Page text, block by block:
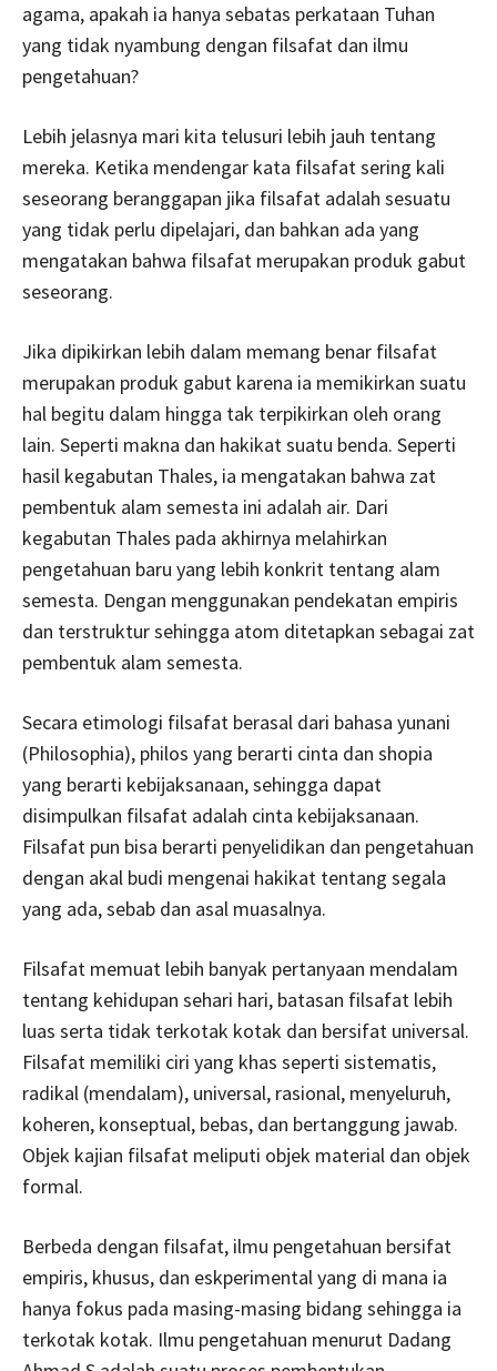
agama, apakah ia hanya sebatas perkataan Tuhan
yang tidak nyambung dengan filsafat dan ilmu
pengetahuan?
Lebih jelasnya mari kita telusuri lebih jauh tentang
mereka. Ketika mendengar kata filsafat sering kali
seseorang beranggapan jika filsafat adalah sesuatu
yang tidak perlu dipelajari, dan bahkan ada yang
mengatakan bahwa filsafat merupakan produk gabut
seseorang.
Jika dipikirkan lebih dalam memang benar filsafat
merupakan produk gabut karena ia memikirkan suatu
hal begitu dalam hingga tak terpikirkan oleh orang
lain. Seperti makna dan hakikat suatu benda. Seperti
hasil kegabutan Thales, ia mengatakan bahwa zat
pembentuk alam semesta ini adalah air. Dari
kegabutan Thales pada akhirnya melahirkan
pengetahuan baru yang lebih konkrit tentang alam
semesta. Dengan menggunakan pendekatan empiris
dan terstruktur sehingga atom ditetapkan sebagai zat
pembentuk alam semesta.
Secara etimologi filsafat berasal dari bahasa yunani
(Philosophia), philos yang berarti cinta dan shopia
yang berarti kebijaksanaan, sehingga dapat
disimpulkan filsafat adalah cinta kebijaksanaan.
Filsafat pun bisa berarti penyelidikan dan pengetahuan
dengan akal budi mengenai hakikat tentang segala
yang ada, sebab dan asal muasalnya.
Filsafat memuat lebih banyak pertanyaan mendalam
tentang kehidupan sehari hari, batasan filsafat lebih
luas serta tidak terkotak kotak dan bersifat universal.
Filsafat memiliki ciri yang khas seperti sistematis,
radikal (mendalam), universal, rasional, menyeluruh,
koheren, konseptual, bebas, dan bertanggung jawab.
Objek kajian filsafat meliputi objek material dan objek
formal.
Berbeda dengan filsafat, ilmu pengetahuan bersifat
empiris, khusus, dan eskperimental yang di mana ia
hanya fokus pada masing-masing bidang sehingga ia
terkotak kotak. Ilmu pengetahuan menurut Dadang